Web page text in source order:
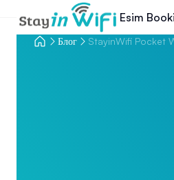
Esim
Блог StayinWifi Pocket